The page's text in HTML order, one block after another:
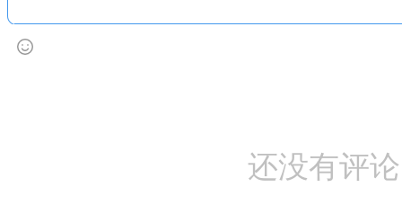
还没有评